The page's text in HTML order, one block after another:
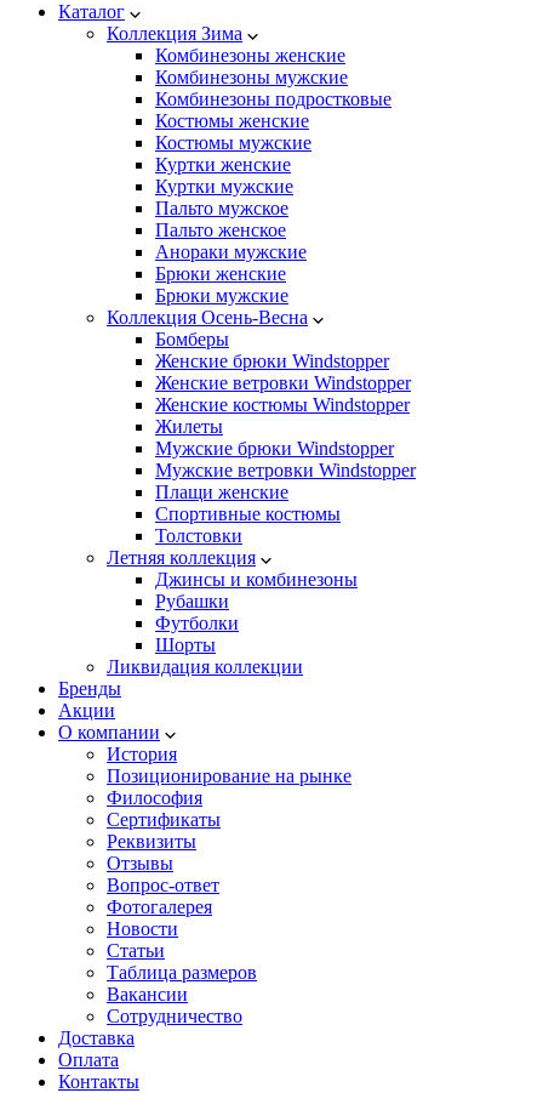
Каталог
Коллекция Зима
Комбинезоны женские
Комбинезоны мужские
Комбинезоны подростковые
Костюмы женские
Костюмы мужские
Куртки женские
Куртки мужские
Пальто мужское
Пальто женское
Анораки мужские
Брюки женские
Брюки мужские
Коллекция Осень-Весна
Бомберы
Женские брюки Windstopper
Женские ветровки Windstopper
Женские костюмы Windstopper
Жилеты
Мужские брюки Windstopper
Мужские ветровки Windstopper
Плащи женские
Спортивные костюмы
Толстовки
Летняя коллекция
Джинсы и комбинезоны
Рубашки
Футболки
Шорты
Ликвидация коллекции
Бренды
Акции
О компании
История
Позиционирование на рынке
Философия
Сертификаты
Реквизиты
Отзывы
Вопрос-ответ
Фотогалерея
Новости
Статьи
Таблица размеров
Вакансии
Сотрудничество
Доставка
Оплата
Контакты